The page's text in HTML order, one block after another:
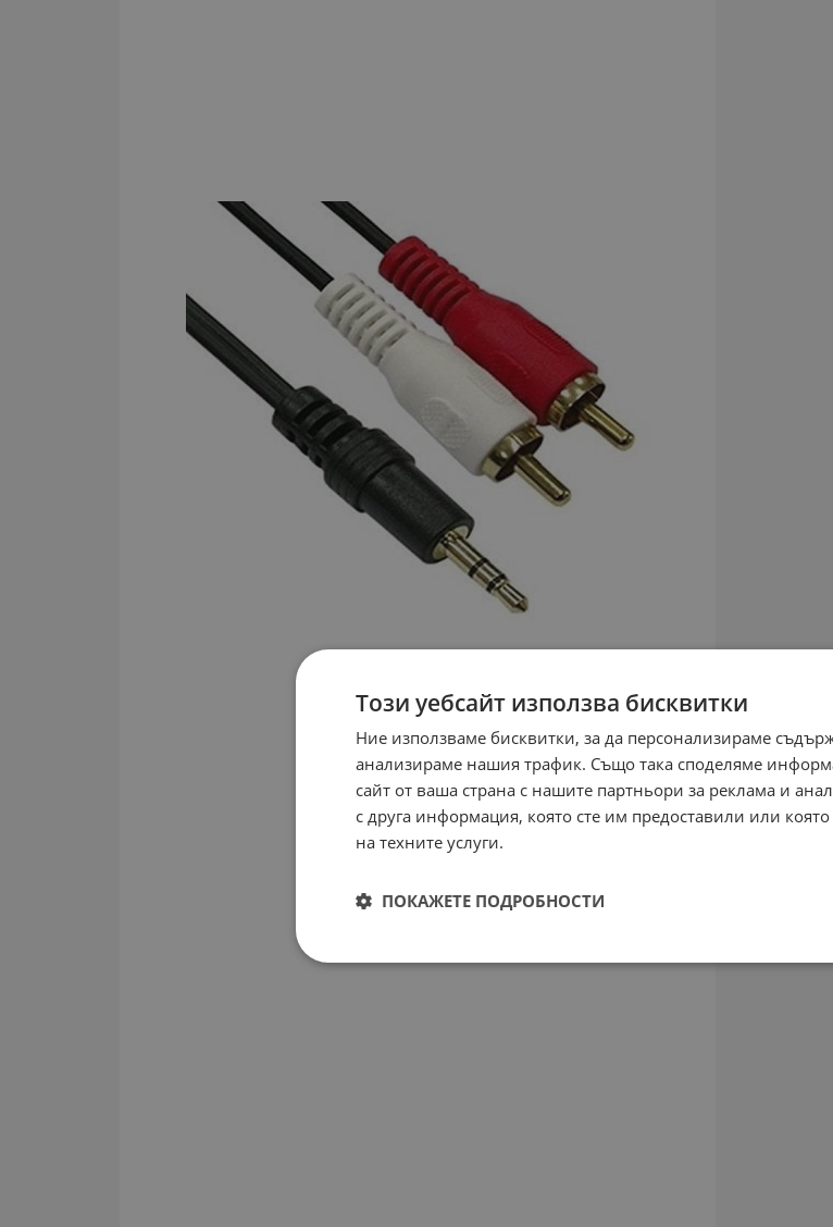
Този уебсайт използва бисквитки
Ние използваме бисквитки, за да персонализираме
анализираме нашия трафик. Също така споделяме
сайт от ваша страна с нашите партньори за реклама и
с друга информация, която сте им предоставили или
на техните услуги.
ПОКАЖЕТЕ ПОДРОБНОСТИ